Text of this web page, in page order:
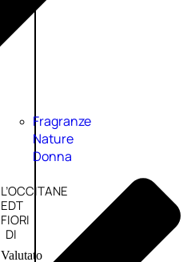
Fragranze
Nature
Donna
L’OCCITANE
EDT
FIORI
DI
Valutato